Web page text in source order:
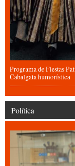
Programa de Fiestas
Cabalgata humorística
Política